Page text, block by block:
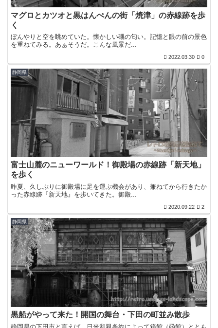
マグロとカツオと黒はんぺんの街「焼津」の赤線跡を歩
く
ぼんやりと空を眺めていた。懐かしい磯の匂い。記憶と眼の前の景色
を重ねてみる。あぁそうだ。こんな風景だ...
2022.03.30 0
静岡県
富士山麓のニューワールド！御殿場の赤線跡「新天地」
を歩く
昨夏、久しぶりに御殿場に足を運ぶ機会があり、兼ねてから行きたか
った赤線跡『新天地』を歩いてきた。御殿...
2020.09.22 2
静岡県
黒船がやって来た！開国の舞台・下田の町並み散歩